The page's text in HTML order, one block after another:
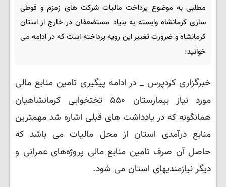
مطلبی به موضوع پرداخت مالیات شرکت های زمزم و قوطی
سازی کرمانشاه وابسته به بنیاد مستضعفان در خارج از استان
کرمانشاه و ضرورت تغییر این رویه پرداخته است که در ادامه می
خوانید:
خبرگزاری کردپرس _ در ادامه پیگیری تامین منابع مالی
مورد نیاز بیمارستان ۵۵۰ تختخوابی کرمانشاهیان
همانگونه که در یادداشت های قبلی اشاره شد مهمترین
منابع درآمدی استان از محل مالیات می باشد که
حاصل آن صرف تامین منابع مالی پروژه‌های عمرانی و
دیگر نیازمندیهای استان می شود.